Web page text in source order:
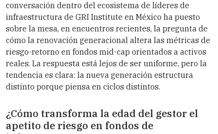
conversación dentro del ecosistema de líderes de
infraestructura de GRI Institute en México ha puesto
sobre la mesa, en encuentros recientes, la pregunta de
cómo la renovación generacional altera las métricas de
riesgo-retorno en fondos mid-cap orientados a activos
reales. La respuesta está lejos de ser uniforme, pero la
tendencia es clara: la nueva generación estructura
distinto porque piensa en ciclos distintos.
¿Cómo transforma la edad del gestor el
apetito de riesgo en fondos de